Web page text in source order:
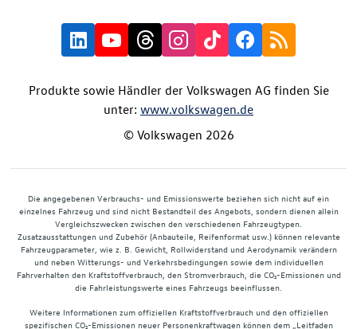
Produkte sowie Händler der Volkswagen AG finden Sie
unter: www.volkswagen.de
© Volkswagen 2026
Die angegebenen Verbrauchs- und Emissionswerte beziehen sich nicht auf ein
einzelnes Fahrzeug und sind nicht Bestandteil des Angebots, sondern dienen allein
Vergleichszwecken zwischen den verschiedenen Fahrzeugtypen.
Zusatzausstattungen und Zubehör (Anbauteile, Reifenformat usw.) können relevante
Fahrzeugparameter, wie z. B. Gewicht, Rollwiderstand und Aerodynamik verändern
und neben Witterungs- und Verkehrsbedingungen sowie dem individuellen
Fahrverhalten den Kraftstoffverbrauch, den Stromverbrauch, die CO₂-Emissionen und
die Fahrleistungswerte eines Fahrzeugs beeinflussen.
Weitere Informationen zum offiziellen Kraftstoffverbrauch und den offiziellen
spezifischen CO₂-Emissionen neuer Personenkraftwagen können dem „Leitfaden